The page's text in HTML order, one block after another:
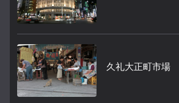
久礼大正町市場